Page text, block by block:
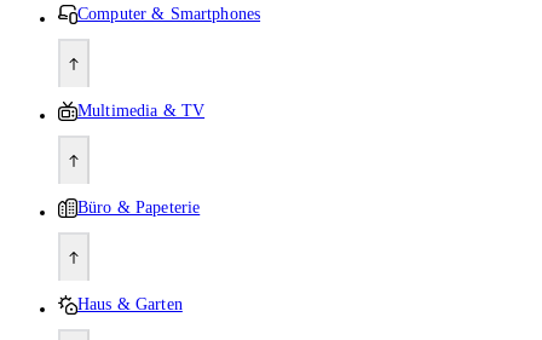
Computer & Smartphones
Multimedia & TV
Büro & Papeterie
Haus & Garten